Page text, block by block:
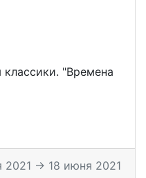
"Времена
2021 → 18 июня 2021